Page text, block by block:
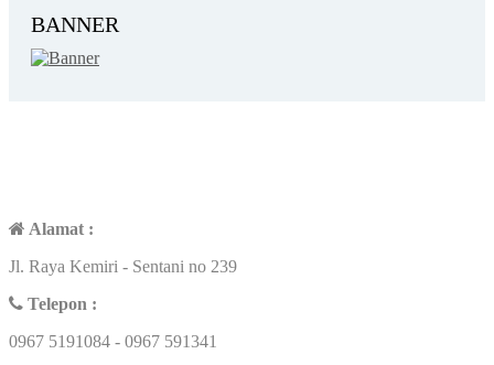
BANNER
Alamat :
Jl. Raya Kemiri - Sentani no 239
Telepon :
0967 5191084 - 0967 591341